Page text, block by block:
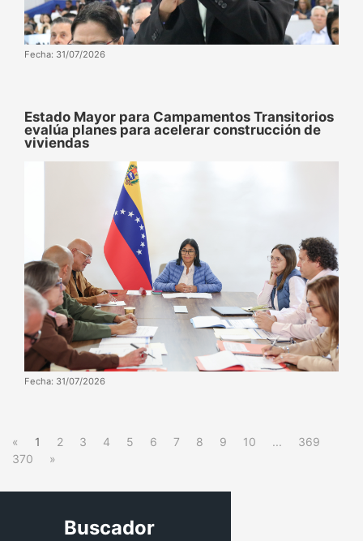
Fecha: 31/07/2026
Estado Mayor para Campamentos Transitorios
evalúa planes para acelerar construcción de
viviendas
Fecha: 31/07/2026
« 1 2 3 4 5 6 7 8 9 10 ...
369
370
»
Buscador